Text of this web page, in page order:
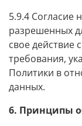
5.9.4 Согласие
разрешенных
свое действие
требования,
Политики в
данных.
6. Принципы